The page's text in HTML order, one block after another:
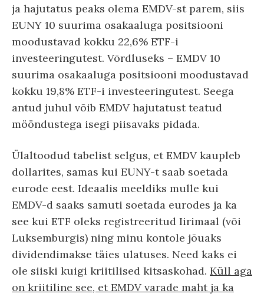
ja hajutatus peaks olema EMDV-st parem, siis
EUNY 10 suurima osakaaluga positsiooni
moodustavad kokku 22,6% ETF-i
investeeringutest. Võrdluseks – EMDV 10
suurima osakaaluga positsiooni moodustavad
kokku 19,8% ETF-i investeeringutest. Seega
antud juhul võib EMDV hajutatust teatud
mööndustega isegi piisavaks pidada.
Ülaltoodud tabelist selgus, et EMDV kaupleb
dollarites, samas kui EUNY-t saab soetada
eurode eest. Ideaalis meeldiks mulle kui
EMDV-d saaks samuti soetada eurodes ja ka
see kui ETF oleks registreeritud Iirimaal (või
Luksemburgis) ning minu kontole jõuaks
dividendimakse täies ulatuses. Need kaks ei
ole siiski kuigi kriitilised kitsaskohad. Küll aga
on kriitiline see, et EMDV varade maht ja ka